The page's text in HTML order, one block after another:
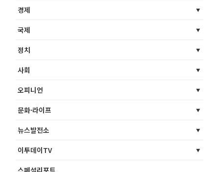
경제
국제
정치
사회
오피니언
문화·라이프
뉴스발전소
이투데이TV
스페셜리포트